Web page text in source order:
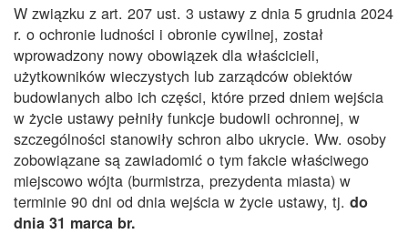
W związku z art. 207 ust. 3 ustawy z dnia 5 grudnia 2024
r. o ochronie ludności i obronie cywilnej, został
wprowadzony nowy obowiązek dla właścicieli,
użytkowników wieczystych lub zarządców obiektów
budowlanych albo ich części, które przed dniem wejścia
w życie ustawy pełniły funkcje budowli ochronnej, w
szczególności stanowiły schron albo ukrycie. Ww. osoby
zobowiązane są zawiadomić o tym fakcie właściwego
miejscowo wójta (burmistrza, prezydenta miasta) w
terminie 90 dni od dnia wejścia w życie ustawy, tj. do
dnia 31 marca br.